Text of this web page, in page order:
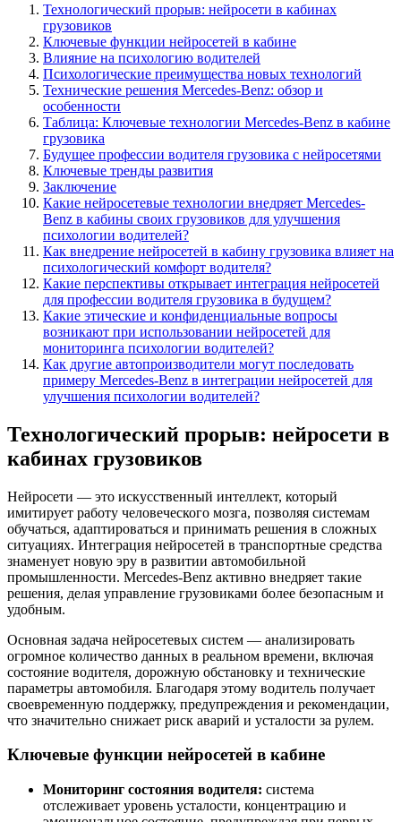
Технологический прорыв: нейросети в кабинах
грузовиков
Ключевые функции нейросетей в кабине
Влияние на психологию водителей
Психологические преимущества новых технологий
Технические решения Mercedes-Benz: обзор и
особенности
Таблица: Ключевые технологии Mercedes-Benz в кабине
грузовика
Будущее профессии водителя грузовика с нейросетями
Ключевые тренды развития
Заключение
Какие нейросетевые технологии внедряет Mercedes-
Benz в кабины своих грузовиков для улучшения
психологии водителей?
Как внедрение нейросетей в кабину грузовика влияет на
психологический комфорт водителя?
Какие перспективы открывает интеграция нейросетей
для профессии водителя грузовика в будущем?
Какие этические и конфиденциальные вопросы
возникают при использовании нейросетей для
мониторинга психологии водителей?
Как другие автопроизводители могут последовать
примеру Mercedes-Benz в интеграции нейросетей для
улучшения психологии водителей?
Технологический прорыв: нейросети в
кабинах грузовиков
Нейросети — это искусственный интеллект, который
имитирует работу человеческого мозга, позволяя системам
обучаться, адаптироваться и принимать решения в сложных
ситуациях. Интеграция нейросетей в транспортные средства
знаменует новую эру в развитии автомобильной
промышленности. Mercedes-Benz активно внедряет такие
решения, делая управление грузовиками более безопасным и
удобным.
Основная задача нейросетевых систем — анализировать
огромное количество данных в реальном времени, включая
состояние водителя, дорожную обстановку и технические
параметры автомобиля. Благодаря этому водитель получает
своевременную поддержку, предупреждения и рекомендации,
что значительно снижает риск аварий и усталости за рулем.
Ключевые функции нейросетей в кабине
Мониторинг состояния водителя: система
отслеживает уровень усталости, концентрацию и